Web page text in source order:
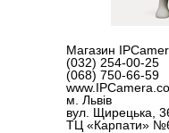
Магазин
(032) 254-00-25
(068) 750-66-59
м. Львів
вул. Щирецька,
ТЦ «Карпати»